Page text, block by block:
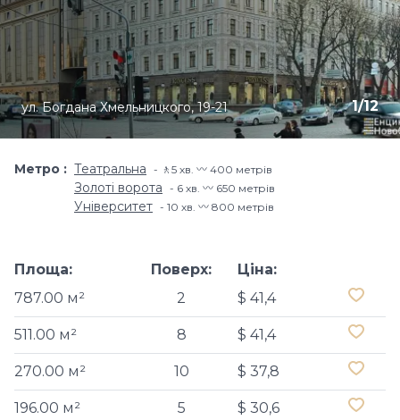
1/12
ул. Богдана Хмельницкого, 19-21
Метро Театральна 🚶5 хв. 〰️ 400 метрів
Золоті ворота 6 хв. 〰️ 650 метрів
Університет 10 хв. 〰️ 800 метрів
Площа:
787.00 м²
Поверх:
2
Ціна:
$ 41,4
511.00 м² 8 $ 41,4
270.00 м² 10 $ 37,8
196.00 м² 5 $ 30,6